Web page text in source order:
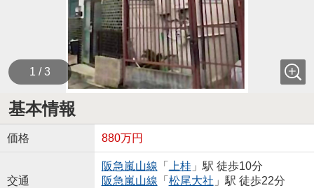
1 / 3
基本情報
価格 880万円
交通
阪急嵐山線 「 上桂」駅 徒歩10分
阪急嵐山線 「 松尾大社 」駅 徒歩22分